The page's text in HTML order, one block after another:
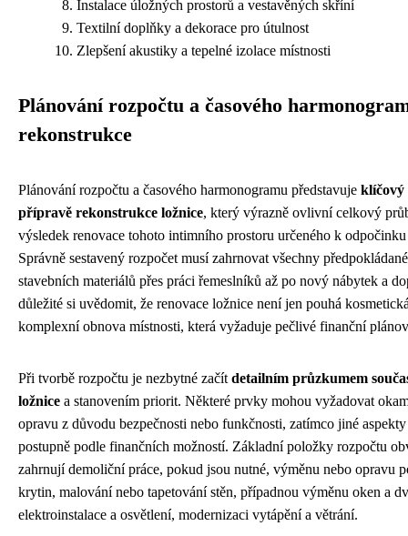
Instalace úložných prostorů a vestavěných skříní
Textilní doplňky a dekorace pro útulnost
Zlepšení akustiky a tepelné izolace místnosti
Plánování rozpočtu a časového
rekonstrukce
Plánování rozpočtu a časového harmonogramu představuje
přípravě rekonstrukce ložnice, který výrazně ovlivní celkový
výsledek renovace tohoto intimního prostoru určeného k
Správně sestavený rozpočet musí zahrnovat všechny
stavebních materiálů přes práci řemeslníků až po nový nábytek a
důležité si uvědomit, že renovace ložnice není jen pouhá
komplexní obnova místnosti, která vyžaduje pečlivé finanční
Při tvorbě rozpočtu je nezbytné začít detailním průzkumem
ložnice a stanovením priorit. Některé prvky mohou vyžadovat
opravu z důvodu bezpečnosti nebo funkčnosti, zatímco jiné
postupně podle finančních možností. Základní položky rozpočtu
zahrnují demoliční práce, pokud jsou nutné, výměnu nebo opravu
krytin, malování nebo tapetování stěn, případnou výměnu oken a
elektroinstalace a osvětlení, modernizaci vytápění a větrání.